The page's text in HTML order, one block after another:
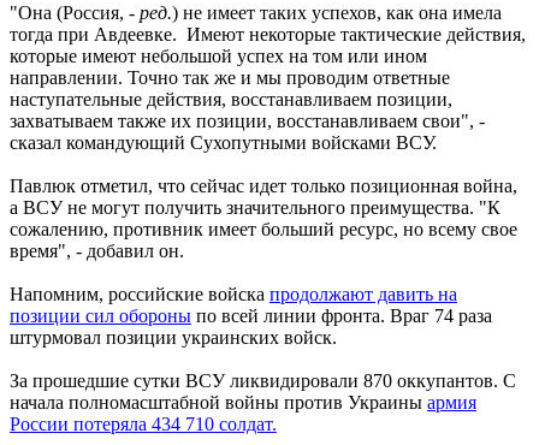
"Она (Россия, - ред.) не имеет таких успехов, как она имела
тогда при Авдеевке. Имеют некоторые тактические действия,
которые имеют небольшой успех на том или ином
направлении. Точно так же и мы проводим ответные
наступательные действия, восстанавливаем позиции,
захватываем также их позиции, восстанавливаем свои", -
сказал командующий Сухопутными войсками ВСУ.
Павлюк отметил, что сейчас идет только позиционная война,
а ВСУ не могут получить значительного преимущества. "К
сожалению, противник имеет больший ресурс, но всему свое
время", - добавил он.
Напомним, российские войска продолжают давить на
позиции сил обороны по всей линии фронта. Враг 74 раза
штурмовал позиции украинских войск.
За прошедшие сутки ВСУ ликвидировали 870 оккупантов. С
начала полномасштабной войны против Украины армия
России потеряла 434 710 солдат.